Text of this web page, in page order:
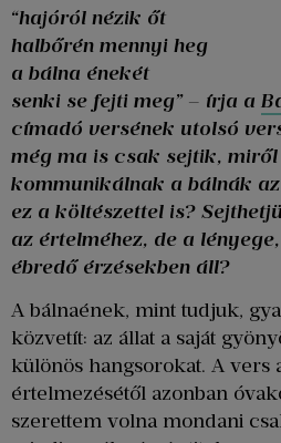
“hajóról nézik őt
halbőrén mennyi heg
a bálna énekét
senki se fejti meg” – írja a
címadó versének utolsó
még ma is csak sejtik,
kommunikálnak a bálnák
ez a költészettel is?
az értelméhez, de a
ébredő érzésekben áll?
A bálnaének, mint tudjuk,
közvetít: az állat a saját
különös hangsorokat. A vers
értelmezésétől azonban
szerettem volna mondani